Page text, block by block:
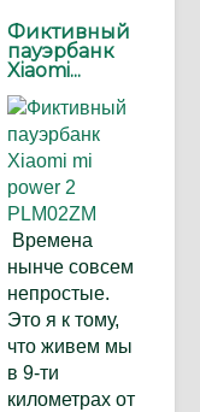
Фиктивный
пауэрбанк
Xiaomi...
Времена
нынче совсем
непростые.
Это я к тому,
что живем мы
в 9-ти
километрах от